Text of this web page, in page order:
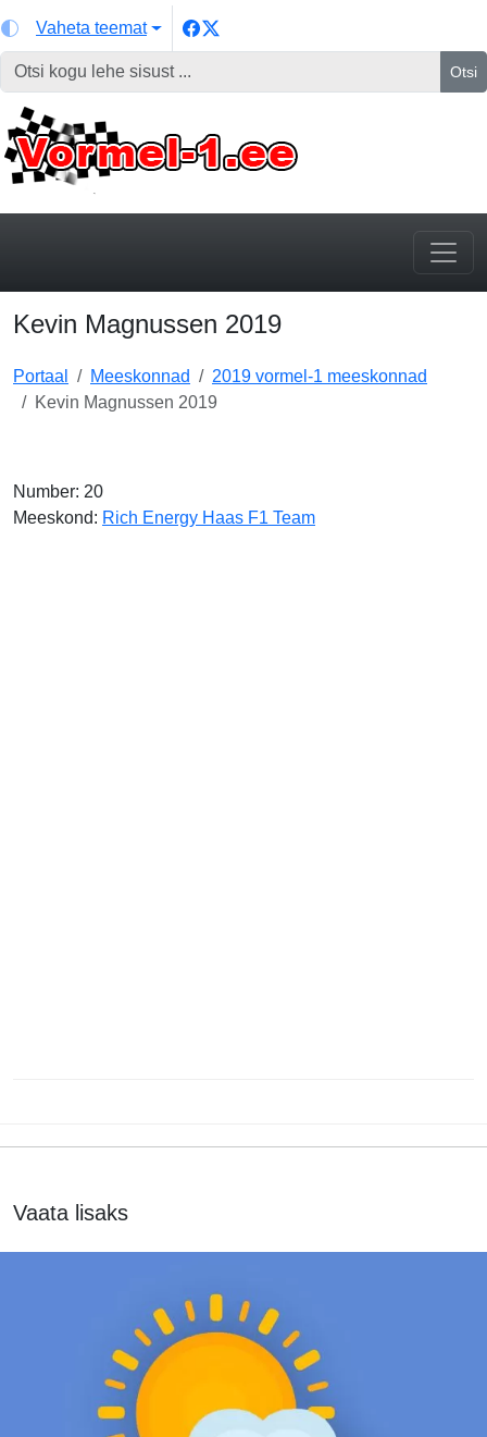
Vaheta teemat
Otsi
Kevin Magnussen 2019
Portaal Meeskonnad
2019 vormel-1 meeskonnad
Kevin Magnussen 2019
Number: 20
Meeskond: Rich Energy Haas F1 Team
Vaata lisaks